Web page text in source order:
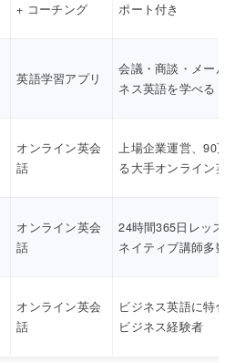
+ コーチング
ポート付き
英語学習アプリ
会議・商談・メール
ネス英語を学べる
オンライン英会
話
上場企業運営、90万
る大手オンライン英
オンライン英会
話
24時間365日レッス
ネイティブ講師多数
オンライン英会
話
ビジネス英語に特化
ビジネス経験者